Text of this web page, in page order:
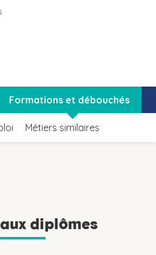
Formations et débouchés
Métiers similaires
diplômes